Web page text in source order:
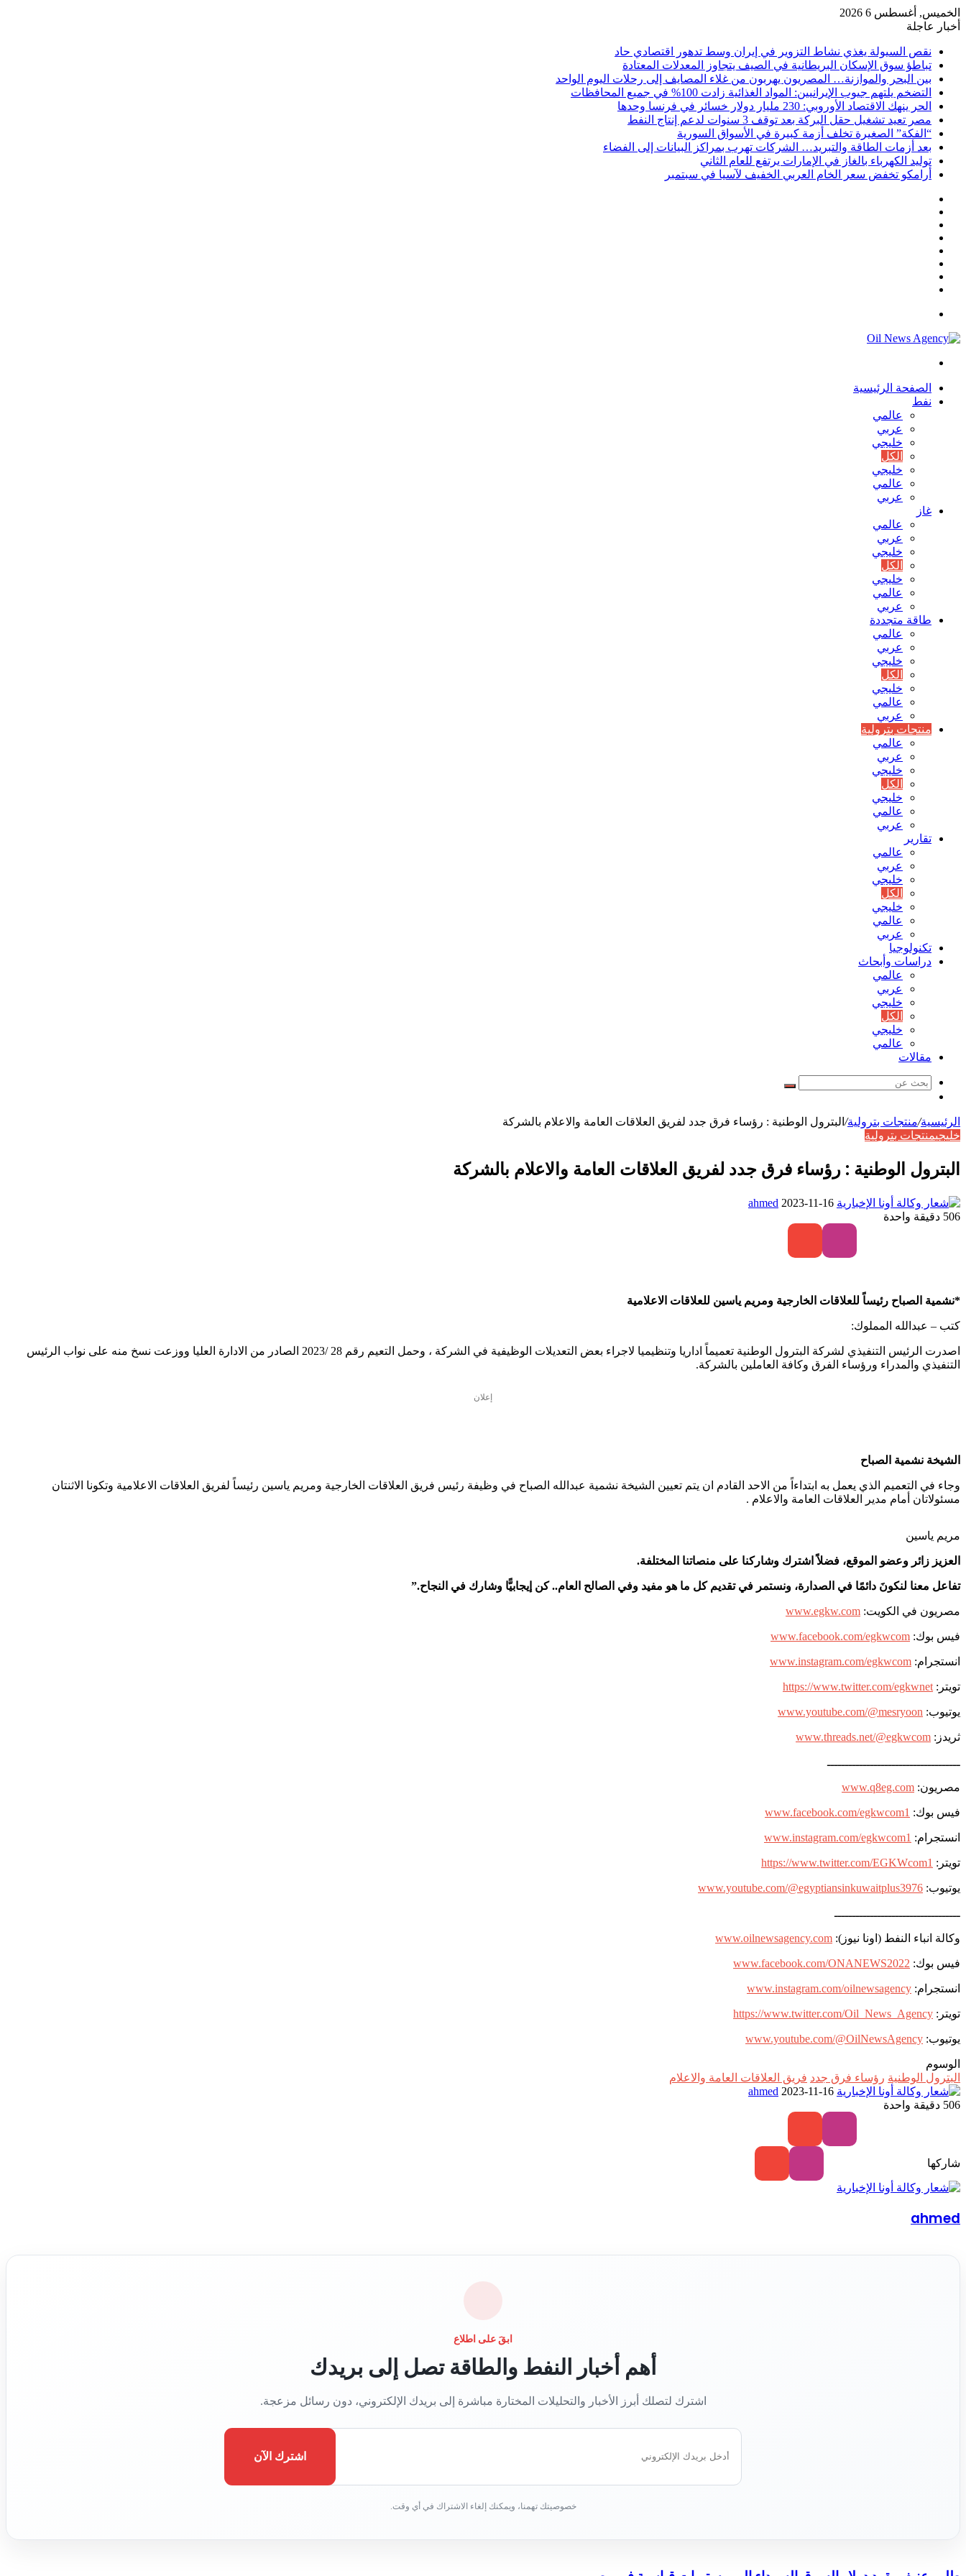
الخميس, أغسطس 6 2026
أخبار عاجلة
نقص السيولة يغذي نشاط التزوير في إيران وسط تدهور اقتصادي حاد
تباطؤ سوق الإسكان البريطانية في الصيف يتجاوز المعدلات المعتادة
بين البحر والموازنة… المصريون يهربون من غلاء المصايف إلى رحلات اليوم الواحد
التضخم يلتهم جيوب الإيرانيين: المواد الغذائية زادت 100% في جميع المحافظات
الحر ينهك الاقتصاد الأوروبي: 230 مليار دولار خسائر في فرنسا وحدها
مصر تعيد تشغيل حقل البركة بعد توقف 3 سنوات لدعم إنتاج النفط
“الفكة” الصغيرة تخلف أزمة كبيرة في الأسواق السورية
بعد أزمات الطاقة والتبريد… الشركات تهرب بمراكز البيانات إلى الفضاء
توليد الكهرباء بالغاز في الإمارات يرتفع للعام الثاني
أرامكو تخفض سعر الخام العربي الخفيف لآسيا في سبتمبر
الصفحة الرئيسية
نفط
عالمي
عربي
خليجي
الكل
خليجي
عالمي
عربي
غاز
عالمي
عربي
خليجي
الكل
خليجي
عالمي
عربي
طاقة متجددة
عالمي
عربي
خليجي
الكل
خليجي
عالمي
عربي
منتجات بترولية
عالمي
عربي
خليجي
الكل
خليجي
عالمي
عربي
تقارير
عالمي
عربي
خليجي
الكل
خليجي
عالمي
عربي
تكنولوجيا
دراسات وأبحاث
عالمي
عربي
خليجي
الكل
خليجي
عالمي
مقالات
بحث
الرئيسية/منتجات بترولية/ البترول الوطنية : رؤساء فرق جدد لفريق العلاقات العامة والاعلام بالشركة
خليجيمنتجات بترولية
البترول الوطنية : رؤساء فرق جدد لفريق العلاقات العامة والاعلام بالشركة
ahmed
أرسل 2023-11-16
506 دقيقة واحدة
على
على
*نشمية الصباح رئيساً للعلاقات الخارجية ومريم ياسين للعلاقات الاعلامية
كتب – عبدالله المملوك:
اصدرت الرئيس التنفيذي لشركة البترول الوطنية تعميماً اداريا وتنظيميا لاجراء بعض التعديلات الوظيفية في الشركة ، وحمل التعيم رقم 28 /2023 الصادر من الادارة العليا ووزعت نسخ منه على نواب الرئيس
التنفيذي والمدراء ورؤساء الفرق وكافة العاملين بالشركة.
إعلان
الشيخة نشمية الصباح
وجاء في التعميم الذي يعمل به ابتداءاً من الاحد القادم ان يتم تعيين الشيخة نشمية عبدالله الصباح في وظيفة رئيس فريق العلاقات الخارجية ومريم ياسين رئيساً لفريق العلاقات الاعلامية وتكونا الاثنتان
مسئولاتان أمام مدير العلاقات العامة والاعلام .
مريم ياسين
العزيز زائر وعضو الموقع، فضلاً اشترك وشاركنا على منصاتنا المختلفة.
تفاعل معنا لنكونَ دائمًا في الصدارة، ونستمر في تقديم كل ما هو مفيد وفي الصالح العام.. كن إيجابيًّا وشارك في النجاح.”
مصريون في الكويت: www.egkw.com
فيس بوك: www.facebook.com/egkwcom
انستجرام: www.instagram.com/egkwcom
تويتر: https://www.twitter.com/egkwnet
يوتيوب: www.youtube.com/@mesryoon
ثريدز: www.threads.net/@egkwcom
ـــــــــــــــــــــــــــــــــــــ
مصريون: www.q8eg.com
فيس بوك: www.facebook.com/egkwcom1
انستجرام: www.instagram.com/egkwcom1
تويتر: https://www.twitter.com/EGKWcom1
يوتيوب: www.youtube.com/@egyptiansinkuwaitplus3976
ـــــــــــــــــــــــــــــــــــ
وكالة انباء النفط (اونا نيوز): www.oilnewsagency.com
فيس بوك: www.facebook.com/ONANEWS2022
انستجرام: www.instagram.com/oilnewsagency
تويتر: https://www.twitter.com/Oil_News_Agency
يوتيوب: www.youtube.com/@OilNewsAgency
الوسوم
البترول الوطنية رؤساء فرق جدد فريق العلاقات العامة والاعلام
ahmed
أرسل 2023-11-16
506 دقيقة واحدة
على
على
شاركها
على
على
ahmed
ابقَ على اطلاع
أهم أخبار النفط والطاقة تصل إلى بريدك
اشترك لتصلك أبرز الأخبار والتحليلات المختارة مباشرة إلى بريدك الإلكتروني، دون رسائل مزعجة.
أدخل
الإلكتروني